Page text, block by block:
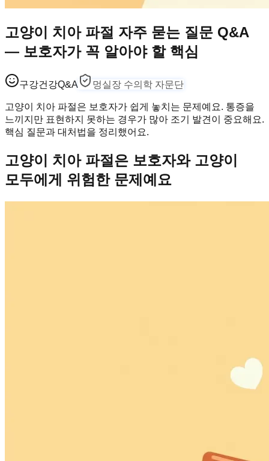
고양이 치아 파절 자주 묻는 질문 Q&A
— 보호자가 꼭 알아야 할 핵심
구강건강Q&A 멍실장 수의학 자문단
고양이 치아 파절은 보호자가 쉽게 놓치는 문제예요. 통증을
느끼지만 표현하지 못하는 경우가 많아 조기 발견이 중요해요.
핵심 질문과 대처법을 정리했어요.
고양이 치아 파절은 보호자와 고양이
모두에게 위험한 문제예요